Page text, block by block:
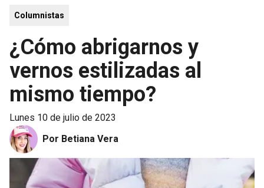
Columnistas
¿Cómo abrigarnos y
vernos estilizadas al
mismo tiempo?
lunes 10 de julio de 2023
Por Betiana Vera